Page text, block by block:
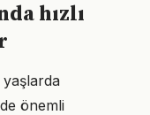
hızlı
yaşlarda
önemli